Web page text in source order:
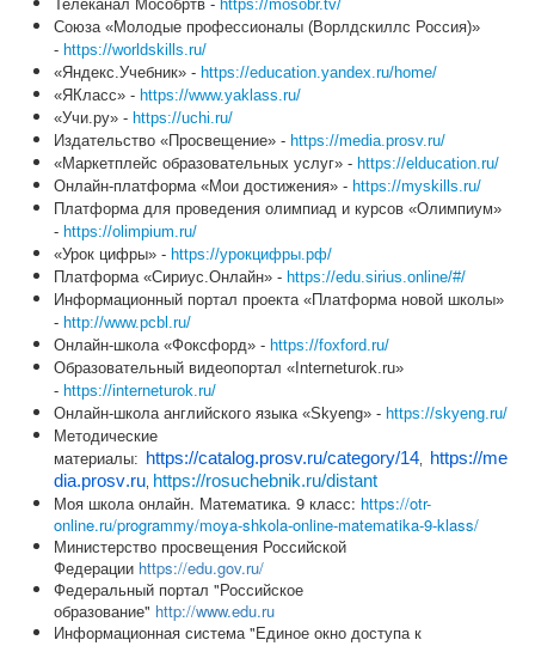
Телеканал Мособртв - https://mosobr.tv/
Союза «Молодые профессионалы (Ворлдскиллс Россия)»
- https://worldskills.ru/
«Яндекс.Учебник» - https://education.yandex.ru/home/
«ЯКласс» - https://www.yaklass.ru/
«Учи.ру» - https://uchi.ru/
Издательство «Просвещение» - https://media.prosv.ru/
«Маркетплейс образовательных услуг» - https://elducation.ru/
Онлайн-платформа «Мои достижения» - https://myskills.ru/
Платформа для проведения олимпиад и курсов «Олимпиум»
- https://olimpium.ru/
«Урок цифры» - https://урокцифры.рф/
Платформа «Сириус.Онлайн» - https://edu.sirius.online/#/
Информационный портал проекта «Платформа новой школы»
- http://www.pcbl.ru/
Онлайн-школа «Фоксфорд» - https://foxford.ru/
Образовательный видеопортал «Interneturok.ru»
- https://interneturok.ru/
Онлайн-школа английского языка «Skyeng» - https://skyeng.ru/
Методические
материалы: https://catalog.prosv.ru/category/14 https://me
dia.prosv.ru https://rosuchebnik.ru/distant
Моя школа онлайн. Математика. 9 класс: https://otr-
online.ru/programmy/moya-shkola-online-matematika-9-klass/
Министерство просвещения Российской
Федерации https://edu.gov.ru/
Федеральный портал "Российское
образование" http://www.edu.ru
Информационная система "Единое окно доступа к